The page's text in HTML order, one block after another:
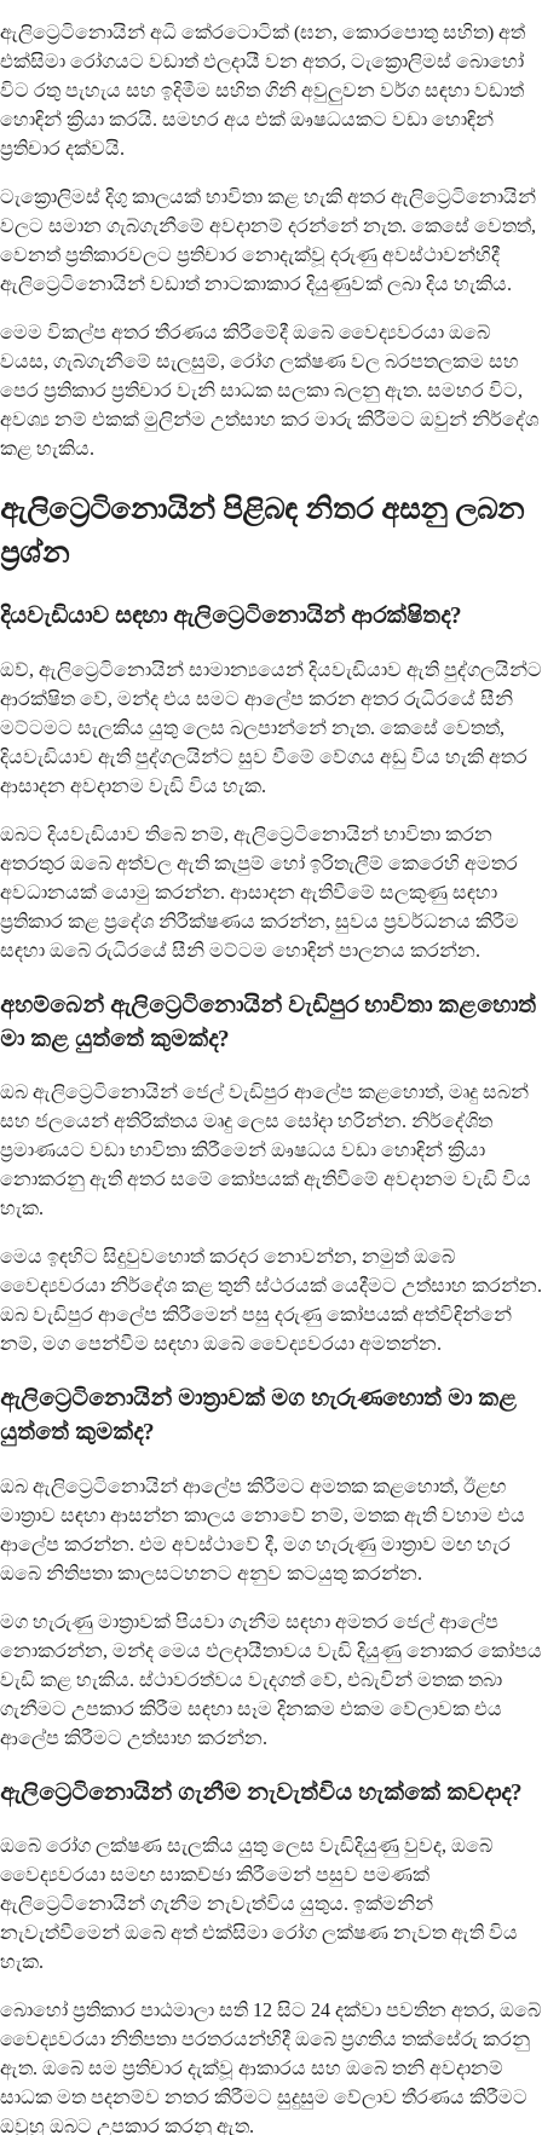
ඇලිට්‍රෙටිනොයින් අධි කේරටොටික් (ඝන, කොරපොතු සහිත) අත්
එක්සිමා රෝගයට වඩාත් ඵලදායී වන අතර, ටැක්‍රොලිමස් බොහෝ
විට රතු පැහැය සහ ඉදිමීම සහිත ගිනි අවුලුවන වර්ග සඳහා වඩාත්
හොඳින් ක්‍රියා කරයි. සමහර අය එක් ඖෂධයකට වඩා හොඳින්
ප්‍රතිචාර දක්වයි.
ටැක්‍රොලිමස් දිගු කාලයක් භාවිතා කළ හැකි අතර ඇලිට්‍රෙටිනොයින්
වලට සමාන ගැබ්ගැනීමේ අවදානම් දරන්නේ නැත. කෙසේ වෙතත්,
වෙනත් ප්‍රතිකාරවලට ප්‍රතිචාර නොදැක්වූ දරුණු අවස්ථාවන්හිදී
ඇලිට්‍රෙටිනොයින් වඩාත් නාටකාකාර දියුණුවක් ලබා දිය හැකිය.
මෙම විකල්ප අතර තීරණය කිරීමේදී ඔබේ වෛද්‍යවරයා ඔබේ
වයස, ගැබ්ගැනීමේ සැලසුම්, රෝග ලක්ෂණ වල බරපතලකම සහ
පෙර ප්‍රතිකාර ප්‍රතිචාර වැනි සාධක සලකා බලනු ඇත. සමහර විට,
අවශ්‍ය නම් එකක් මුලින්ම උත්සාහ කර මාරු කිරීමට ඔවුන් නිර්දේශ
කළ හැකිය.
ඇලිට්‍රෙටිනොයින් පිළිබඳ නිතර අසනු ලබන
ප්‍රශ්න
දියවැඩියාව සඳහා ඇලිට්‍රෙටිනොයින් ආරක්ෂිතද?
ඔව්, ඇලිට්‍රෙටිනොයින් සාමාන්‍යයෙන් දියවැඩියාව ඇති පුද්ගලයින්ට
ආරක්ෂිත වේ, මන්ද එය සමට ආලේප කරන අතර රුධිරයේ සීනි
මට්ටමට සැලකිය යුතු ලෙස බලපාන්නේ නැත. කෙසේ වෙතත්,
දියවැඩියාව ඇති පුද්ගලයින්ට සුව වීමේ වේගය අඩු විය හැකි අතර
ආසාදන අවදානම වැඩි විය හැක.
ඔබට දියවැඩියාව තිබේ නම්, ඇලිට්‍රෙටිනොයින් භාවිතා කරන
අතරතුර ඔබේ අත්වල ඇති කැපුම් හෝ ඉරිතැලීම් කෙරෙහි අමතර
අවධානයක් යොමු කරන්න. ආසාදන ඇතිවීමේ සලකුණු සඳහා
ප්‍රතිකාර කළ ප්‍රදේශ නිරීක්ෂණය කරන්න, සුවය ප්‍රවර්ධනය කිරීම
සඳහා ඔබේ රුධිරයේ සීනි මට්ටම හොඳින් පාලනය කරන්න.
අහම්බෙන් ඇලිට්‍රෙටිනොයින් වැඩිපුර භාවිතා කළහොත්
මා කළ යුත්තේ කුමක්ද?
ඔබ ඇලිට්‍රෙටිනොයින් ජෙල් වැඩිපුර ආලේප කළහොත්, මෘදු සබන්
සහ ජලයෙන් අතිරික්තය මෘදු ලෙස සෝදා හරින්න. නිර්දේශිත
ප්‍රමාණයට වඩා භාවිතා කිරීමෙන් ඖෂධය වඩා හොඳින් ක්‍රියා
නොකරනු ඇති අතර සමේ කෝපයක් ඇතිවීමේ අවදානම වැඩි විය
හැක.
මෙය ඉඳහිට සිදුවුවහොත් කරදර නොවන්න, නමුත් ඔබේ
වෛද්‍යවරයා නිර්දේශ කළ තුනී ස්ථරයක් යෙදීමට උත්සාහ කරන්න.
ඔබ වැඩිපුර ආලේප කිරීමෙන් පසු දරුණු කෝපයක් අත්විඳින්නේ
නම්, මග පෙන්වීම සඳහා ඔබේ වෛද්‍යවරයා අමතන්න.
ඇලිට්‍රෙටිනොයින් මාත්‍රාවක් මග හැරුණහොත් මා කළ
යුත්තේ කුමක්ද?
ඔබ ඇලිට්‍රෙටිනොයින් ආලේප කිරීමට අමතක කළහොත්, ඊළඟ
මාත්‍රාව සඳහා ආසන්න කාලය නොවේ නම්, මතක ඇති වහාම එය
ආලේප කරන්න. එම අවස්ථාවේ දී, මග හැරුණු මාත්‍රාව මඟ හැර
ඔබේ නිතිපතා කාලසටහනට අනුව කටයුතු කරන්න.
මග හැරුණු මාත්‍රාවක් පියවා ගැනීම සඳහා අමතර ජෙල් ආලේප
නොකරන්න, මන්ද මෙය ඵලදායීතාවය වැඩි දියුණු නොකර කෝපය
වැඩි කළ හැකිය. ස්ථාවරත්වය වැදගත් වේ, එබැවින් මතක තබා
ගැනීමට උපකාර කිරීම සඳහා සෑම දිනකම එකම වේලාවක එය
ආලේප කිරීමට උත්සාහ කරන්න.
ඇලිට්‍රෙටිනොයින් ගැනීම නැවැත්විය හැක්කේ කවදාද?
ඔබේ රෝග ලක්ෂණ සැලකිය යුතු ලෙස වැඩිදියුණු වුවද, ඔබේ
වෛද්‍යවරයා සමඟ සාකච්ඡා කිරීමෙන් පසුව පමණක්
ඇලිට්‍රෙටිනොයින් ගැනීම නැවැත්විය යුතුය. ඉක්මනින්
නැවැත්වීමෙන් ඔබේ අත් එක්සිමා රෝග ලක්ෂණ නැවත ඇති විය
හැක.
බොහෝ ප්‍රතිකාර පාඨමාලා සති 12 සිට 24 දක්වා පවතින අතර, ඔබේ
වෛද්‍යවරයා නිතිපතා පරතරයන්හිදී ඔබේ ප්‍රගතිය තක්සේරු කරනු
ඇත. ඔබේ සම ප්‍රතිචාර දැක්වූ ආකාරය සහ ඔබේ තනි අවදානම්
සාධක මත පදනම්ව නතර කිරීමට සුදුසුම වේලාව තීරණය කිරීමට
ඔවුහු ඔබට උපකාර කරනු ඇත.